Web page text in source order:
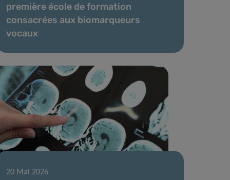
première école de formation
consacrées aux biomarqueurs
vocaux
20 Mai 2026